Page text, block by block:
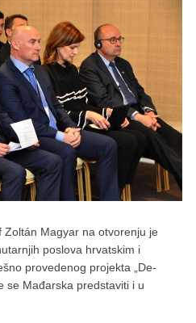
Magyar na otvorenju je
poslova hrvatskim i
provedenog projekta „De-
se Mađarska predstaviti i u